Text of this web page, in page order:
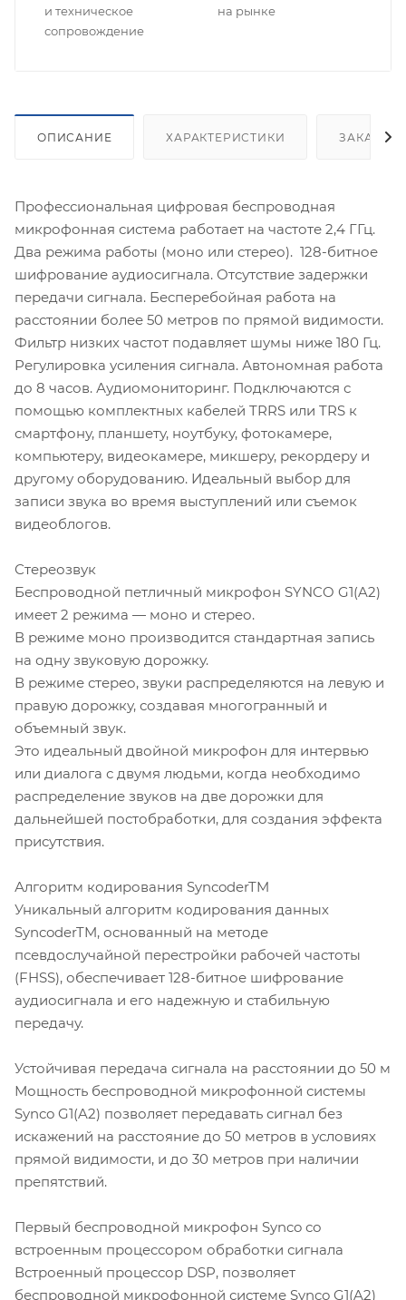
и техническое
сопровождение
на рынке
ОПИСАНИЕ ХАРАКТЕРИСТИКИ
Профессиональная цифровая беспроводная
микрофонная система работает на частоте 2,4 ГГц.
Два режима работы (моно или стерео). 128-битное
шифрование аудиосигнала. Отсутствие задержки
передачи сигнала. Бесперебойная работа на
расстоянии более 50 метров по прямой видимости.
Фильтр низких частот подавляет шумы ниже 180 Гц.
Регулировка усиления сигнала. Автономная работа
до 8 часов. Аудиомониторинг. Подключаются с
помощью комплектных кабелей TRRS или TRS к
смартфону, планшету, ноутбуку, фотокамере,
компьютеру, видеокамере, микшеру, рекордеру и
другому оборудованию. Идеальный выбор для
записи звука во время выступлений или съемок
видеоблогов.
Стереозвук
Беспроводной петличный микрофон SYNCO G1(A2)
имеет 2 режима — моно и стерео.
В режиме моно производится стандартная запись
на одну звуковую дорожку.
В режиме стерео, звуки распределяются на левую и
правую дорожку, создавая многогранный и
объемный звук.
Это идеальный двойной микрофон для интервью
или диалога с двумя людьми, когда необходимо
распределение звуков на две дорожки для
дальнейшей постобработки, для создания эффекта
присутствия.
Алгоритм кодирования SyncoderTM
Уникальный алгоритм кодирования данных
SyncoderTM, основанный на методе
псевдослучайной перестройки рабочей частоты
(FHSS), обеспечивает 128-битное шифрование
аудиосигнала и его надежную и стабильную
передачу.
Устойчивая передача сигнала на расстоянии до 50 м
Мощность беспроводной микрофонной системы
Synco G1(A2) позволяет передавать сигнал без
искажений на расстояние до 50 метров в условиях
прямой видимости, и до 30 метров при наличии
препятствий.
Первый беспроводной микрофон Synco со
встроенным процессором обработки сигнала
Встроенный процессор DSP, позволяет
беспроводной микрофонной системе Synco G1(A2)